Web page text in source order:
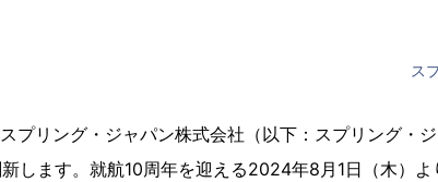
ス
プリング・ジャパン株式会社（以下：スプリング・
します。就航10周年を迎える2024年8月1日（木）